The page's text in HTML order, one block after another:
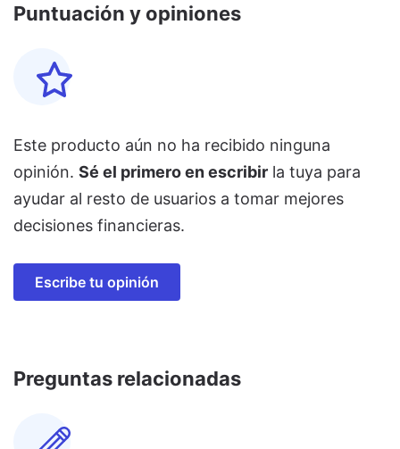
Puntuación y opiniones
Este producto aún no ha recibido ninguna
opinión. Sé el primero en escribir la tuya para
ayudar al resto de usuarios a tomar mejores
decisiones financieras.
Escribe tu opinión
Preguntas relacionadas